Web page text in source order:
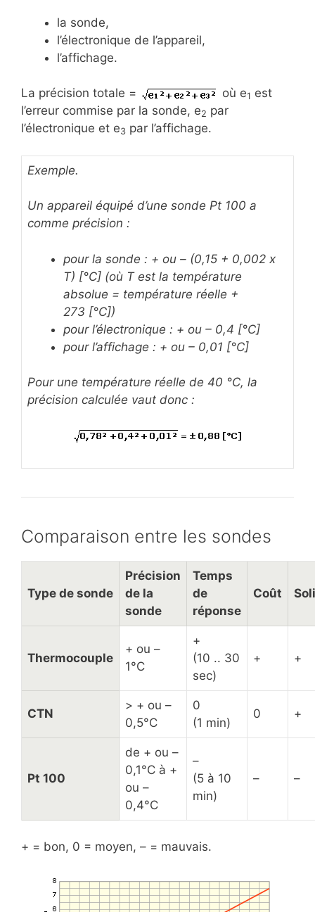
la sonde,
l’électronique de l’appareil,
l’affichage.
La précision totale = où e1 est
l’erreur commise par la sonde, e2 par
l’électronique et e3 par l’affichage.
Exemple.
Un appareil équipé d’une sonde Pt 100 a
comme précision :
pour la sonde : + ou – (0,15 + 0,002 x
T) [°C] (où T est la température
absolue = température réelle +
273 [°C])
pour l’électronique : + ou – 0,4 [°C]
pour l’affichage : + ou – 0,01 [°C]
Pour une température réelle de 40 °C, la
précision calculée vaut donc :
Comparaison entre les sondes
Type de sonde
Précision
de la
sonde
Temps
de
réponse
Coût
Thermocouple
+ ou –
1°C
+
(10 .. 30
sec)
+ +
CTN
> + ou –
0,5°C
0
(1 min)
0 +
Pt 100
de + ou –
0,1°C à +
ou –
0,4°C
–
(5 à 10
min)
– –
+ = bon, 0 = moyen, – = mauvais.